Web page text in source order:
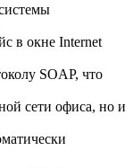
в окне Internet
SOAP, что
сети офиса, но и